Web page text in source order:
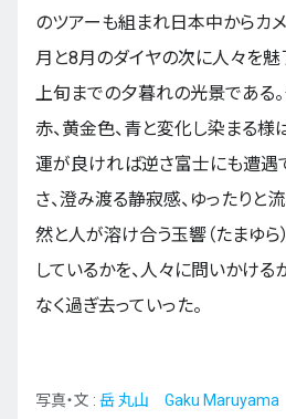
のツアーも組まれ日本中からカ
月と8月のダイヤの次に人々を魅
上旬までの夕暮れの光景である
赤、黄金色、青と変化し染まる様
運が良ければ逆さ富士にも遭遇
さ、澄み渡る静寂感、ゆったりと
然と人が溶け合う玉響（たまゆら
しているかを、人々に問いかける
なく過ぎ去っていった。
写真・文 : 岳 丸山 Gaku Maruyama